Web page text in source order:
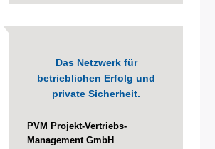
Das Netzwerk für
betrieblichen Erfolg und
private Sicherheit.
PVM Projekt-Vertriebs-
Management GmbH